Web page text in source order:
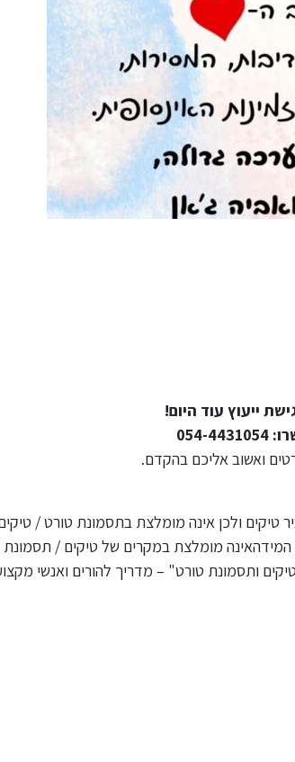
ייעוץ עוד היום!
ואשוב אליכם בהקדם.
טיקים ולכן אינה מומלצת בתסמונת טורט /
מומלצת במקרים של טיקים /
ותסמונת טורט" – מדריך להורים ואנשי